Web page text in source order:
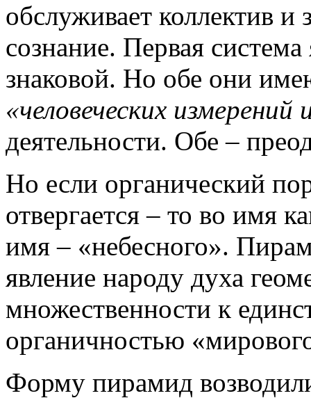
обслуживает коллектив и
сознание. Первая система
знаковой. Но обе они
«человеческих измерений
деятельности. Обе –
Но если органический
отвергается – то во имя
имя – «небесного».
явление народу духа
множественности к
органичностью
Форму пирамид